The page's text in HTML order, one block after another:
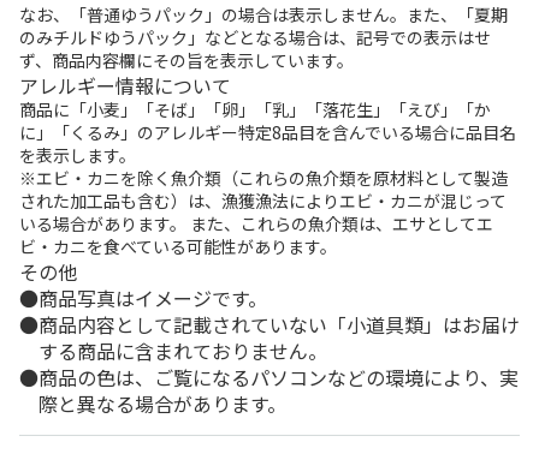
なお、「普通ゆうパック」の場合は表示しません。また、「夏期
のみチルドゆうパック」などとなる場合は、記号での表示はせ
ず、商品内容欄にその旨を表示しています。
アレルギー情報について
商品に「小麦」「そば」「卵」「乳」「落花生」「えび」「か
に」「くるみ」のアレルギー特定8品目を含んでいる場合に品目名
を表示します。
※エビ・カニを除く魚介類（これらの魚介類を原材料として製造
された加工品も含む）は、漁獲漁法によりエビ・カニが混じって
いる場合があります。 また、これらの魚介類は、エサとしてエ
ビ・カニを食べている可能性があります。
その他
商品写真はイメージです。
商品内容として記載されていない「小道具類」はお届け
する商品に含まれておりません。
商品の色は、ご覧になるパソコンなどの環境により、実
際と異なる場合があります。